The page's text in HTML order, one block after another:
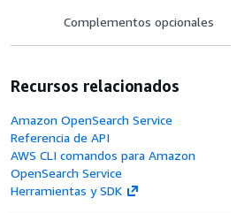
Complementos opcionales
Recursos relacionados
Amazon OpenSearch Service
Referencia de API
AWS CLI comandos para Amazon
OpenSearch Service
Herramientas y SDK